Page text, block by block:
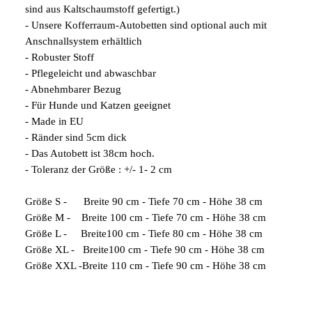
sind aus Kaltschaumstoff gefertigt.)
- Unsere Kofferraum-Autobetten sind optional auch mit
Anschnallsystem erhältlich
- Robuster Stoff
- Pflegeleicht und abwaschbar
- Abnehmbarer Bezug
- Für Hunde und Katzen geeignet
- Made in EU
- Ränder sind 5cm dick
- Das Autobett ist 38cm hoch.
- Toleranz der Größe : +/- 1- 2 cm
Größe S - Breite 90 cm - Tiefe 70 cm - Höhe 38 cm
Größe M - Breite 100 cm - Tiefe 70 cm - Höhe 38 cm
Größe L - Breite100 cm - Tiefe 80 cm - Höhe 38 cm
Größe XL - Breite100 cm - Tiefe 90 cm - Höhe 38 cm
Größe XXL -Breite 110 cm - Tiefe 90 cm - Höhe 38 cm